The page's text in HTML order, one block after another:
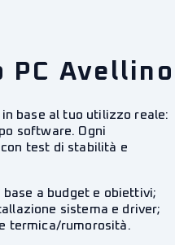
PC Avellino
base al tuo utilizzo reale:
software. Ogni
test di stabilità e
a budget e obiettivi;
sistema e driver;
termica/rumorosità.